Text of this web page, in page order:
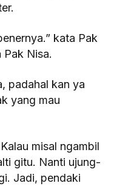
kata Pak
Pak Nisa.
padahal kan ya
yang mau
misal ngambil
gitu. Nanti ujung-
Jadi, pendaki